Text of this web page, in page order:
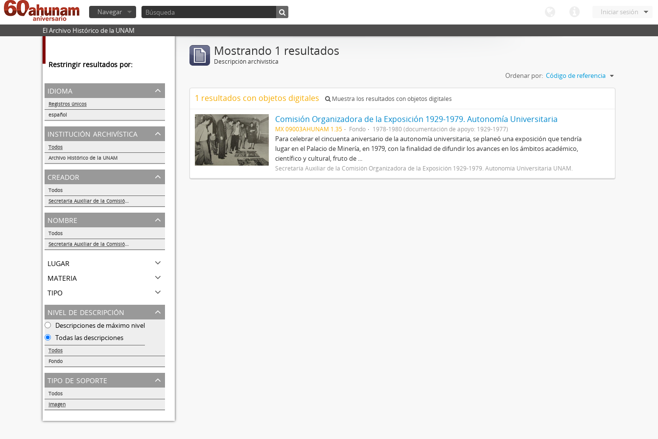
Iniciar sesión
Navegar
El Archivo Histórico de la UNAM
Restringir resultados por:
idioma
Registros únicos
español
1
institución archivística
Todos
Archivo Histórico de la UNAM
1
creador
Todos
Secretaría Auxiliar de la Comisión Organizadora de la Exposición 1929-1979. Autonomía Universitaria UNAM.
1
nombre
Todos
Secretaría Auxiliar de la Comisión Organizadora de la Exposición 1929-1979. Autonomía Universitaria UNAM.
lugar
materia
tipo
nivel de descripción
Descripciones de máximo nivel
Todas las descripciones
Todos
Fondo
1
tipo de soporte
Todos
Imagen
Mostrando 1 resultados
Descripción archivística
Ordenar por: Código de referencia
1 resultados con objetos digitales Muestra los resultados con objetos digitales
Comisión Organizadora de la Exposición 1929-1979. Autonomía Universitaria
MX 09003AHUNAM 1.35 Fondo 1978-1980 (documentación de apoyo: 1929-1977)
Para celebrar el cincuenta aniversario de la autonomía universitaria, se planeó una exposición que tendría
lugar en el Palacio de Minería, en 1979, con la finalidad de difundir los avances en los ámbitos académico,
científico y cultural, fruto de ...
Secretaría Auxiliar de la Comisión Organizadora de la Exposición 1929-1979. Autonomía Universitaria UNAM.